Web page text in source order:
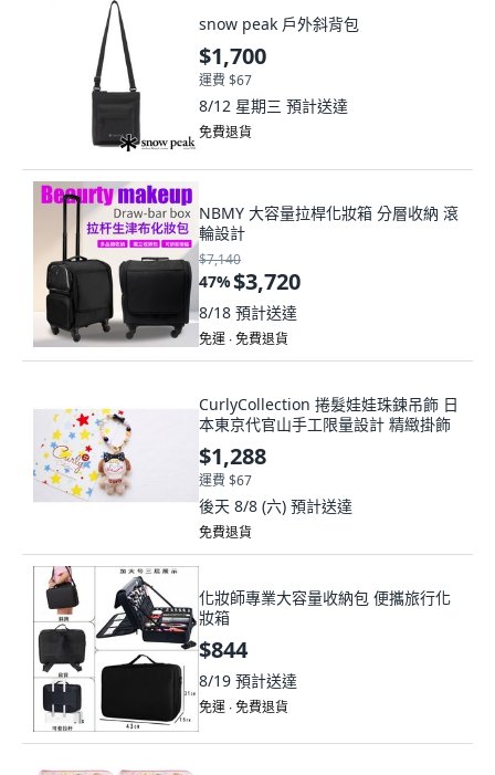
snow peak 戶外斜背包
$1,700
運費 $67
8/12 星期三 預計送達
免費退貨
NBMY 大容量拉桿化妝箱 分層收納 滾
輪設計
$7,140
47%$3,720
8/18 預計送達
免運 ∙ 免費退貨
CurlyCollection 捲髮娃娃珠鍊吊飾 日
本東京代官山手工限量設計 精緻掛飾
$1,288
運費 $67
後天 8/8 (六) 預計送達
免費退貨
化妝師專業大容量收納包 便攜旅行化
妝箱
$844
8/19 預計送達
免運 ∙ 免費退貨